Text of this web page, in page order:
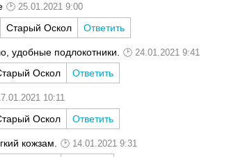
25.01.2021 9:00
Старый Оскол Ответить
удобные подлокотники. 24.01.2021 9:41
Оскол Ответить
10:11
Оскол Ответить
кожзам. 14.01.2021 9:31